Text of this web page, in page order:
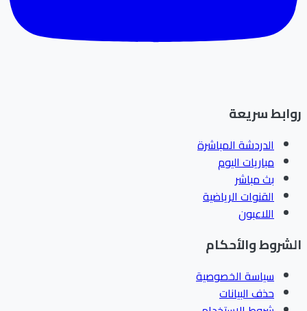
سريعة
الدردشة المباشرة
مباريات اليوم
بث مباشر
القنوات الرياضية
اللاعبون
والأحكام
سياسة الخصوصية
حذف البيانات